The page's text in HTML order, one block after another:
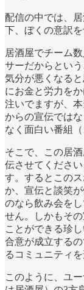
配信の中では、
下、ぼくの意訳
居酒屋でチーム
サーだからとい
気分が悪くなる
にお金と労力を
注いでますが、
からの宣伝では
なく面白い番組
そこで、この居
伝させてくださ
す。するとこの
か、宣伝と談笑
のなら飲み会を
せん。しかもそ
ことができる珍
合意が成立する
るコミュニティ
このように、ユ